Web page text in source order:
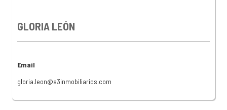
GLORIA LEÓN
Email
gloria.leon@a3inmobiliarios.com